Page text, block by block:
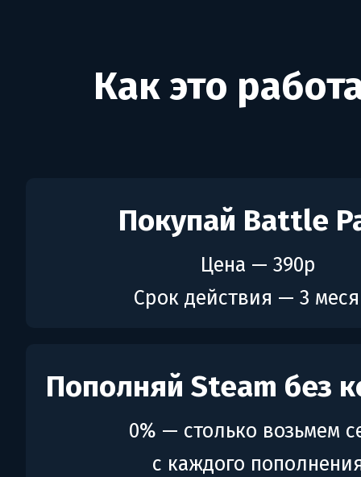
Как это
Покупай Battle
Цена — 390р
Срок действия — 3
Пополняй Steam без
0% — столько возьмем
с каждого